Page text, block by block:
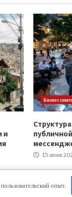
и
Бизнес
15 июня
опыт.